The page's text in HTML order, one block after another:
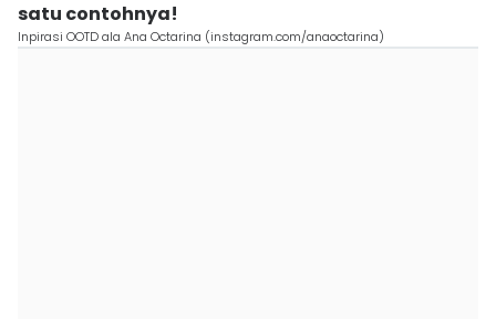
satu contohnya!
Inpirasi OOTD ala Ana Octarina (instagram.com/anaoctarina)